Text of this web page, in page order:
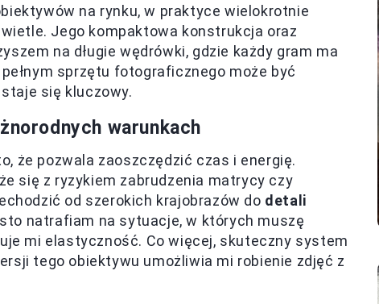
na rynku, w praktyce wielokrotnie
Jego kompaktowa konstrukcja oraz
na długie wędrówki, gdzie każdy gram ma
sprzętu fotograficznego może być
się kluczowy.
warunkach
że pozwala zaoszczędzić czas i energię.
się z ryzykiem zabrudzenia matrycy czy
od szerokich krajobrazów do detali
natrafiam na sytuacje, w których muszę
mi elastyczność. Co więcej, skuteczny system
tego obiektywu umożliwia mi robienie zdjęć z